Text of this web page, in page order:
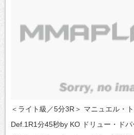
＜ライト級／5分3R＞ マニュエル・
Def.1R1分45秒by KO ドリュー・ド